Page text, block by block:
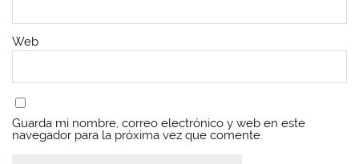
Web
Guarda mi nombre, correo electrónico y web en este
navegador para la próxima vez que comente.